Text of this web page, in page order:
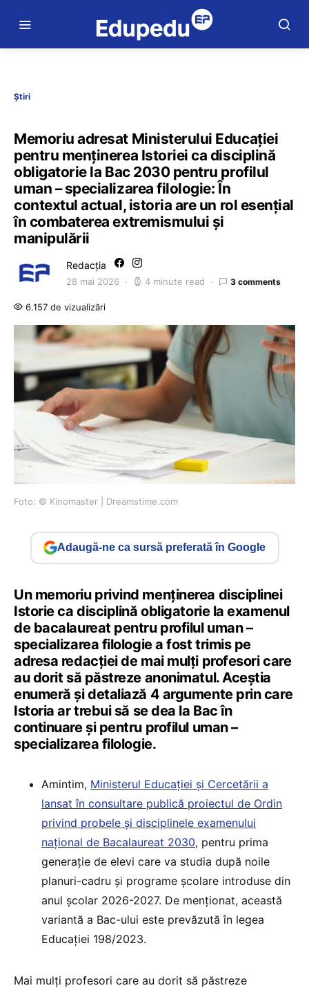
Știri
Memoriu adresat Ministerului Educației
pentru menținerea Istoriei ca disciplină
obligatorie la Bac 2030 pentru profilul
uman – specializarea filologie: În
contextul actual, istoria are un rol esențial
în combaterea extremismului și
manipulării
Redacția
28 mai 2026 4 minute read 3 comments
6.157 de vizualizări
Foto: © Kinomaster | Dreamstime.com
Adaugă-ne ca sursă preferată în Google
Un memoriu privind menținerea disciplinei
Istorie ca disciplină obligatorie la examenul
de bacalaureat pentru profilul uman –
specializarea filologie a fost trimis pe
adresa redacției de mai mulți profesori care
au dorit să păstreze anonimatul. Aceștia
enumeră și detaliază 4 argumente prin care
Istoria ar trebui să se dea la Bac în
continuare și pentru profilul uman –
specializarea filologie.
Amintim, Ministerul Educației și Cercetării a
lansat în consultare publică proiectul de Ordin
privind probele și disciplinele examenului
național de Bacalaureat 2030, pentru prima
generație de elevi care va studia după noile
planuri-cadru și programe școlare introduse din
anul școlar 2026-2027. De menționat, această
variantă a Bac-ului este prevăzută în legea
Educației 198/2023.
Mai mulți profesori care au dorit să păstreze